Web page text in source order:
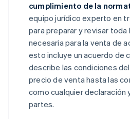
cumplimiento de la
equipo jurídico experto en
para preparar y revisar
necesaria para la venta de
esto incluye un acuerdo de
describe las condiciones
precio de venta hasta las
como cualquier declaración
partes.